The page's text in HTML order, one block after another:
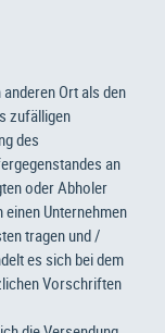
Ort als den
zufälligen
des
an
oder Abholer
einen Unternehmen
tragen und /
es sich bei dem
Vorschriften